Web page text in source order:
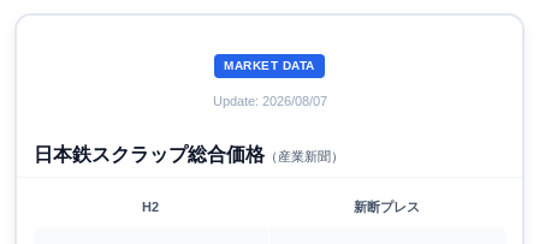
MARKET DATA
Update: 2026/08/07
日本鉄スクラップ総合価格（産業新聞）
H2 新断プレス